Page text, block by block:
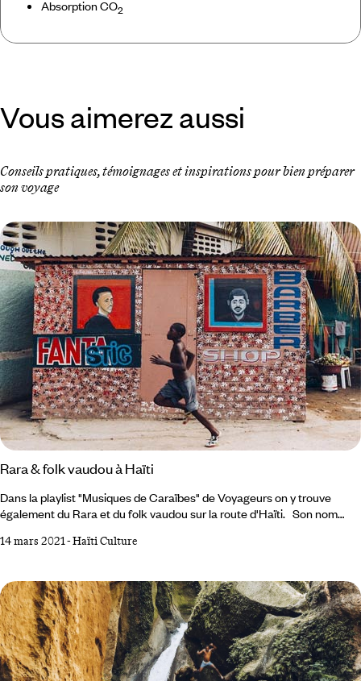
Absorption CO2
Vous aimerez aussi
Conseils pratiques, témoignages et inspirations pour bien préparer
son voyage
Rara & folk vaudou à Haïti
Dans la playlist "Musiques de Caraïbes" de Voyageurs on y trouve
également du Rara et du folk vaudou sur la route d'Haïti. Son nom
elle est morte début janvier 2018 à l’âge de 99 ans, Haïti a perdu sa
père était le compositeur Ti Candio), Emerante de Pradines était
danseuse, comédienne, chanteuse et anthropologue diplômée de
l’université de Columbia (où elle avait rencontré son mari américain).
14 mars 2021-Haïti Culture